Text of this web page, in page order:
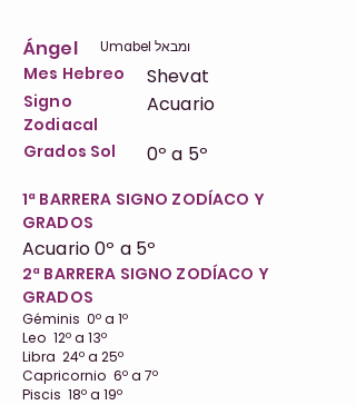
Ángel
Mes Hebreo Shevat
Signo
Zodiacal
Acuario
Grados Sol 0º a 5º
1ª BARRERA SIGNO ZODÍACO Y
GRADOS
Acuario 0º a 5º
2ª BARRERA SIGNO ZODÍACO Y
GRADOS
Géminis 0º a 1º
Leo 12º a 13º
Libra 24º a 25º
Capricornio 6º a 7º
Piscis 18º a 19º